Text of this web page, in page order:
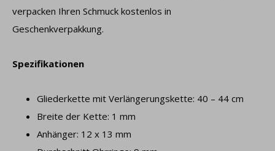
verpacken Ihren Schmuck kostenlos in
Geschenkverpakkung.
Spezifikationen
Gliederkette mit Verlängerungskette: 40 – 44 cm
Breite der Kette: 1 mm
Anhänger: 12 x 13 mm